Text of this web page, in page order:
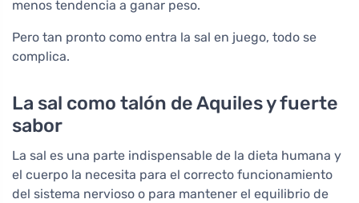
menos tendencia a ganar peso.
Pero tan pronto como entra la sal en juego, todo se
complica.
La sal como talón de Aquiles y fuerte
sabor
La sal es una parte indispensable de la dieta humana y
el cuerpo la necesita para el correcto funcionamiento
del sistema nervioso o para mantener el equilibrio de